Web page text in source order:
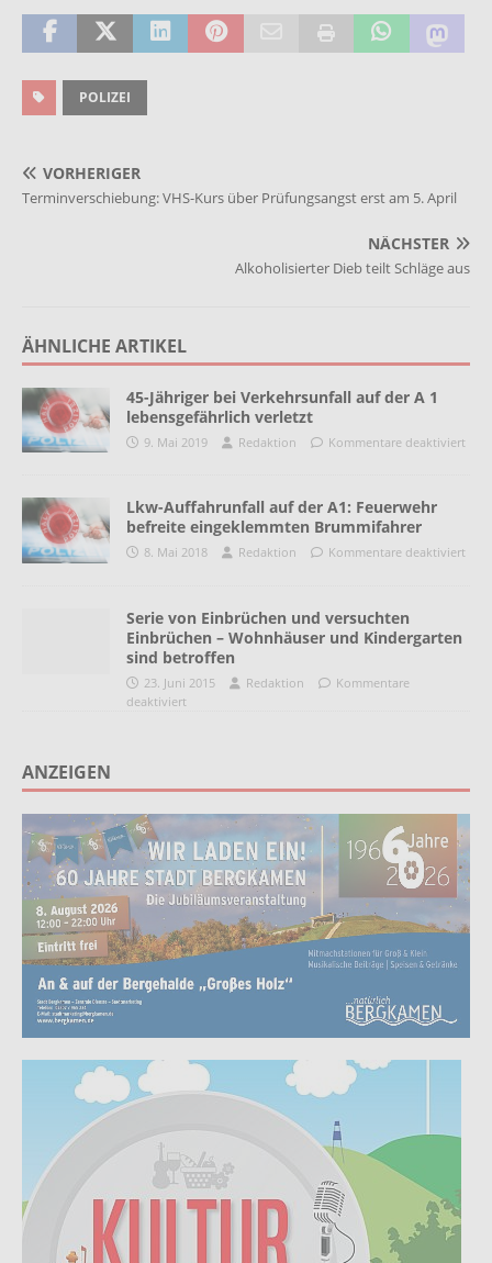
POLIZEI
VORHERIGER
Terminverschiebung: VHS-Kurs über Prüfungsangst erst am 5. April
NÄCHSTER
Alkoholisierter Dieb teilt Schläge aus
ÄHNLICHE ARTIKEL
45-Jähriger bei Verkehrsunfall auf der A 1
lebensgefährlich verletzt
9. Mai 2019 Redaktion Kommentare deaktiviert
Lkw-Auffahrunfall auf der A1: Feuerwehr
befreite eingeklemmten Brummifahrer
8. Mai 2018 Redaktion Kommentare deaktiviert
Serie von Einbrüchen und versuchten
Einbrüchen – Wohnhäuser und Kindergarten
sind betroffen
23. Juni 2015 Redaktion
Kommentare
deaktiviert
ANZEIGEN